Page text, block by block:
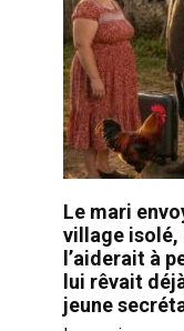
Le mari
village isolé,
l’aiderait à
lui rêvait
jeune